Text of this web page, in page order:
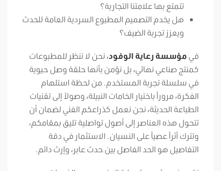
تتمتع بها علامتنا التجارية؟
هل يخدم التصميم المطبوع السردية العامة للحدث
ويعزز تجربة الضيف؟
في مؤسسة رعاية الوفود، نحن لا ننظر للمطبوعات
كمنتج صناعي نهائي، بل نؤمن بأنها حلقة وصل حيوية
في سلسلة تجربة المستخدم. من لحظة استلهام
الفكرة، مروراً باختيار الخامات النبيلة، وصولاً إلى تقنيات
الطباعة الحديثة، نحن نعمل كذراعكم الفني لضمان أن
تتحول هذه العناصر إلى أصول تواصلية تليق بمقامكم،
وتترك أثراً عصياً على النسيان. الاستثمار في دقة
التفاصيل هو الحد الفاصل بين حدث عابر، وإرث دائم.